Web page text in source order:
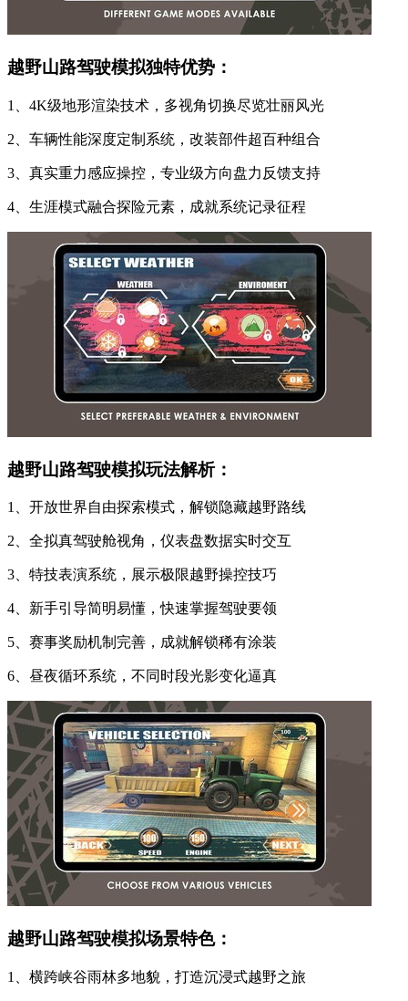
越野山路驾驶模拟独特优势：
1、4K级地形渲染技术，多视角切换尽览壮丽风光
2、车辆性能深度定制系统，改装部件超百种组合
3、真实重力感应操控，专业级方向盘力反馈支持
4、生涯模式融合探险元素，成就系统记录征程
越野山路驾驶模拟玩法解析：
1、开放世界自由探索模式，解锁隐藏越野路线
2、全拟真驾驶舱视角，仪表盘数据实时交互
3、特技表演系统，展示极限越野操控技巧
4、新手引导简明易懂，快速掌握驾驶要领
5、赛事奖励机制完善，成就解锁稀有涂装
6、昼夜循环系统，不同时段光影变化逼真
越野山路驾驶模拟场景特色：
1、横跨峡谷雨林多地貌，打造沉浸式越野之旅